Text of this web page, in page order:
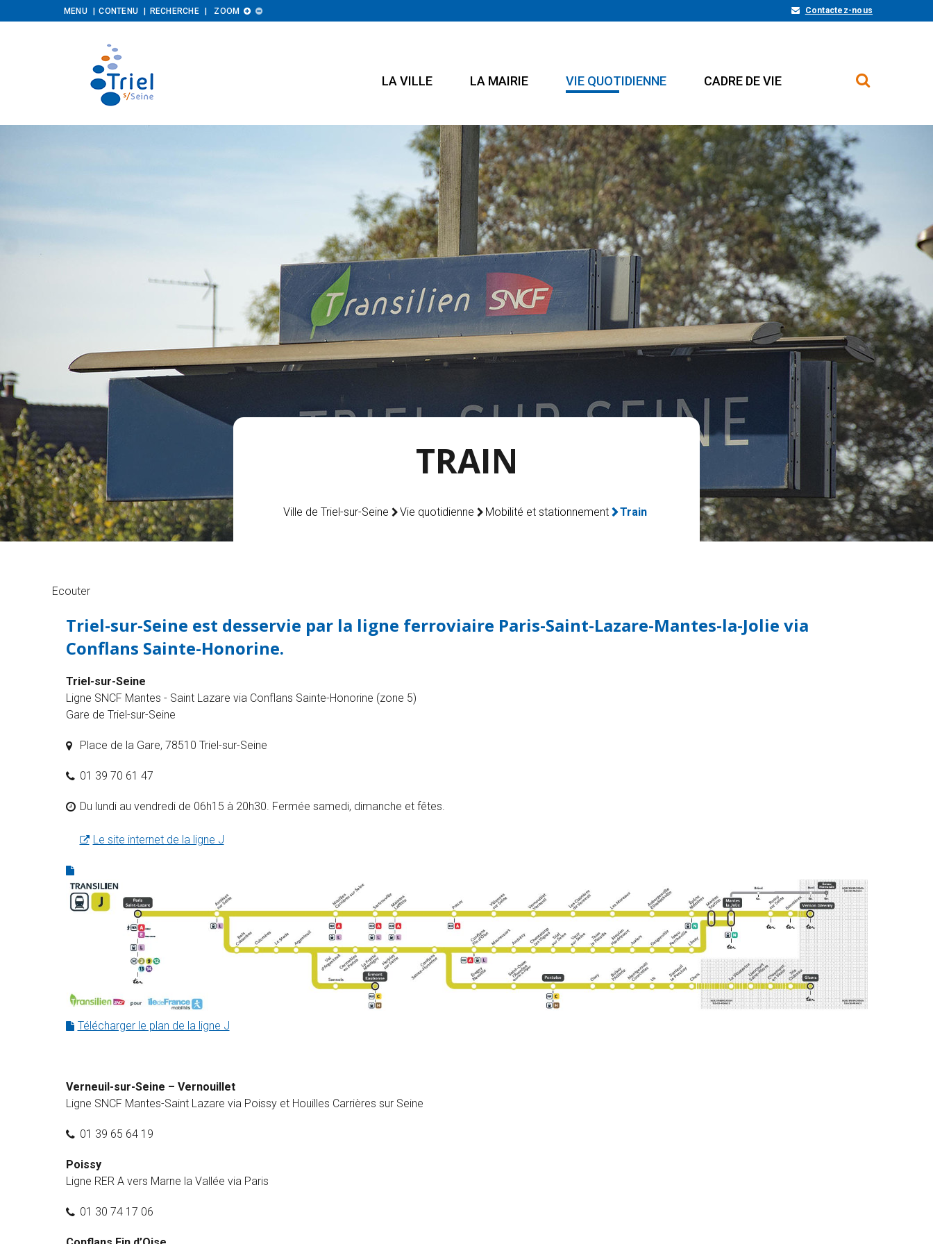
MENU CONTENU RECHERCHE ZOOM Augmenter

Diminuer
 Contactez-nous
LA VILLE LA MAIRIE VIE QUOTIDIENNE CADRE DE VIE
TRAIN
Ville de Triel-sur-Seine Vie quotidienne Mobilité et stationnement Train
Ecouter
Triel-sur-Seine est desservie par la ligne ferroviaire Paris-Saint-Lazare-Mantes-la-Jolie via
Conflans Sainte-Honorine.
Triel-sur-Seine
Ligne SNCF Mantes - Saint Lazare via Conflans Sainte-Honorine (zone 5)
Gare de Triel-sur-Seine
Place de la Gare, 78510 Triel-sur-Seine
01 39 70 61 47
Du lundi au vendredi de 06h15 à 20h30. Fermée samedi, dimanche et fêtes.
Le site internet de la ligne J
Télécharger le plan de la ligne J
Verneuil-sur-Seine – Vernouillet
Ligne SNCF Mantes-Saint Lazare via Poissy et Houilles Carrières sur Seine
01 39 65 64 19
Poissy
Ligne RER A vers Marne la Vallée via Paris
01 30 74 17 06